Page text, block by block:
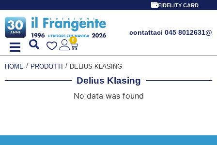
FIDELITY CARD
contattaci 045 8012631@
0
HOME / PRODOTTI / DELIUS KLASING
Delius Klasing
No data was found